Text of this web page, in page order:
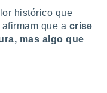
histórico que
que a crise
mas algo que